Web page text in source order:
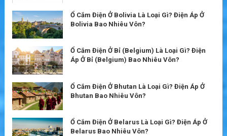
Ổ Cắm Điện Ở Bolivia Là Loại Gì? Điện Áp Ở
Bolivia Bao Nhiêu Vôn?
Ổ Cắm Điện Ở Bỉ (Belgium) Là Loại Gì? Điện
Áp Ở Bỉ (Belgium) Bao Nhiêu Vôn?
Ổ Cắm Điện Ở Bhutan Là Loại Gì? Điện Áp Ở
Bhutan Bao Nhiêu Vôn?
Ổ Cắm Điện Ở Belarus Là Loại Gì? Điện Áp Ở
Belarus Bao Nhiêu Vôn?